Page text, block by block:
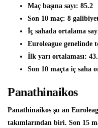
Maç başına sayı: 85.2
Son 10 maç: 8
İç sahada ortalama
Euroleague genelinde
İlk yarı ortalaması:
Son 10 maçta iç saha
Panathinaikos
Panathinaikos şu an
takımlarından biri. Son 15